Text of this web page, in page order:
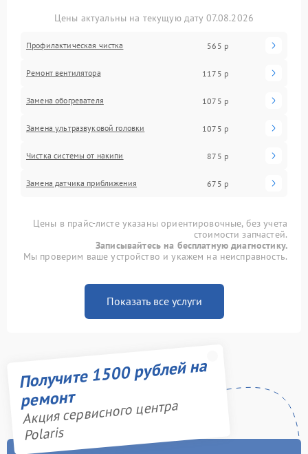
Цены актуальны на текущую дату 07.08.2026
Профилактическая чистка 565 р
Ремонт вентилятора 1175 р
Замена обогревателя 1075 р
Замена ультразвуковой головки 1075 р
Чистка системы от накипи 875 р
Замена датчика приближения 675 р
Цены в прайс-листе указаны ориентировочные, без учета
стоимости запчастей.
Записывайтесь на бесплатную диагностику.
Мы проверим ваше устройство и укажем на неисправность.
Показать все услуги
Получите 1500 рублей на
ремонт
Акция сервисного центра
Polaris